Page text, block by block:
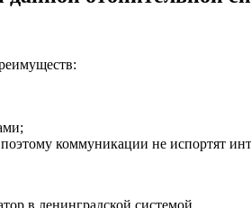
коммуникации не испортят